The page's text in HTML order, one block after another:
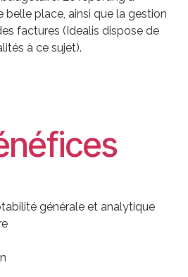
place, ainsi que la gestion
factures (Idealis dispose de
à ce sujet).
générale et analytique